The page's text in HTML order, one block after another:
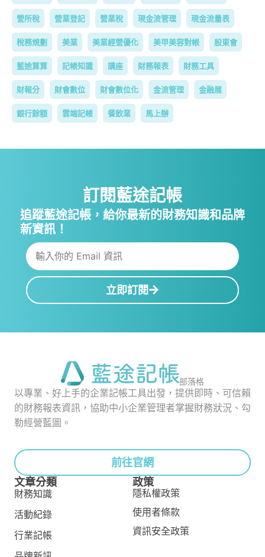
營所稅 營業登記 營業稅 現金流管理 現金流量表
稅務規劃 美業 美業經營優化 美甲美容對帳 股東會
藍途算算 記帳知識 講座 財務報表 財務工具
財報分 財會數位 財會數位化 金流管理 金融展
銀行餘額 雲端記帳 餐飲業 馬上辦
訂閱藍途記帳
追蹤藍途記帳，給你最新的財務知識和品牌
新資訊！
立即訂閱
部落格
以專業、好上手的企業記帳工具出發，提供即時、可信賴
的財務報表資訊，協助中小企業管理者掌握財務狀況、勾
勒經營藍圖。
前往官網
文章分類
財務知識
活動紀錄
行業記帳
政策
隱私權政策
使用者條款
資訊安全政策